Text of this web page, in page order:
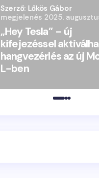
„Hey Tesla” – új
kifejezéssel
hangvezérlés az új
L-ben
Szerző: Lőkös Gábor
megjelenés 2025.